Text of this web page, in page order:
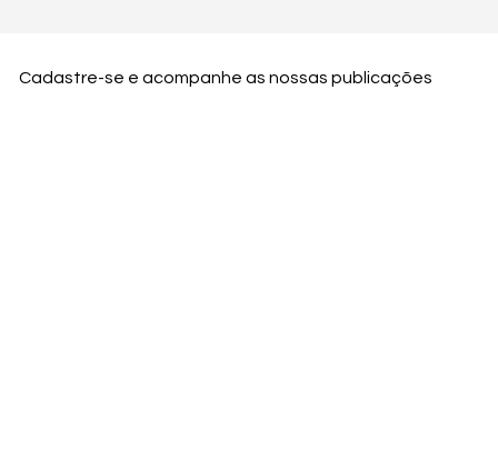
Cadastre-se e acompanhe as nossas publicações